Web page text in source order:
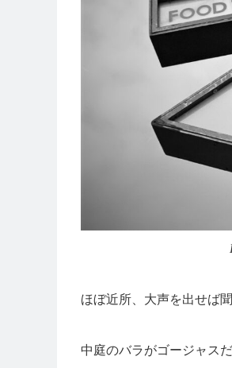
ほぼ近所、大声を出せば
中庭のバラがゴージャス